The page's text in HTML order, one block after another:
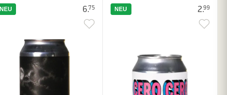
6.75
NEU 2.99
NEU